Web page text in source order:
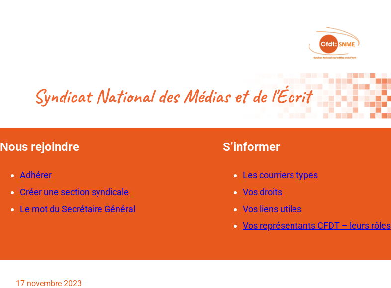
Nous rejoindre
Adhérer
Créer une section syndicale
Le mot du Secrétaire Général
S’informer
Les courriers types
Vos droits
Vos liens utiles
Vos représentants CFDT – leurs rôles
17 novembre 2023